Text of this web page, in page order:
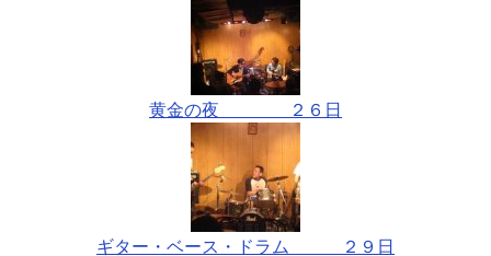
黄金の夜 ２６日
ギター・ベース・ドラム ２９日